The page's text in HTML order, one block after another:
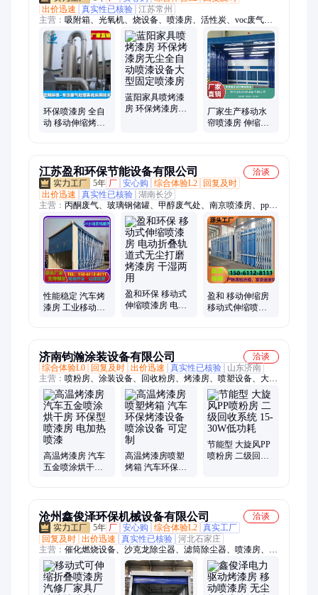
出价迅速
真实性已核验 江苏常州
主营： 吸附箱、光氧机、烧设备、喷漆房、活性炭、voc废气、
注塑机、玻璃钢、水喷淋、除尘器、rto设备、处理机、除漆雾、
旋流塔、喷淋塔、吸附塔、vocs废气、喷涂废气、除烟除尘、蓝
阳环保、除尘设备、油漆废气、粉尘处理、工业废气、除尘粉尘
环保喷漆房 全自
动 移动伸缩烤漆
蓝阳家具喷烤漆
房 环保烤漆房无
厂家生产移动水
帘喷漆房 伸缩房
江苏盈和环保节能设备有限公司
洽谈
5年 厂 安心购 综合体验L2
回复及时
出价迅速
真实性已核验 湖南长沙
主营： 丙酮废气、玻璃钢储罐、甲醇废气处、南京喷漆房、pp废
气喷淋塔、玻璃钢喷淋塔、废气净化设备、活性炭吸附罐、玻璃
钢洗涤塔、车间废气治理、玻璃钢冷却塔、活性炭吸附塔、玻璃
钢酸雾塔、废气净化处理、净化环保设备
性能稳定 汽车烤
漆房 工业移动油
盈和环保 移动式
伸缩喷漆房 电动
盈和 移动伸缩房
移动式伸缩喷漆
济南钧瀚涂装设备有限公司
洽谈
综合体验L0
回复及时 出价迅速 真实性已核验
山东济南
主营： 喷粉房、涂装设备、回收粉房、烤漆房、喷塑设备、大旋
风粉房、喷涂流水线、大旋风喷粉房、pp喷粉房
高温烤漆房 汽车
五金喷涂烘干房
高温烤漆房喷塑
烤箱 汽车环保烤
节能型 大旋风PP
喷粉房 二级回收
沧州鑫俊泽环保机械设备有限公司
洽谈
5年 厂 安心购 综合体验L2 真实工厂
回复及时 出价迅速 真实性已核验 河北石家庄
主营： 催化燃烧设备、沙克龙除尘器、滤筒除尘器、喷漆房、布
袋除尘器、斗式提升机、仓顶除尘器、脱硫塔、塑烧板除尘器、
电捕焦油器、pp喷淋塔、湿式静电除尘器、活性炭吸附箱、静电
除油装置、按需定做、卧式酸雾净化塔、在线监测设备、气旋混